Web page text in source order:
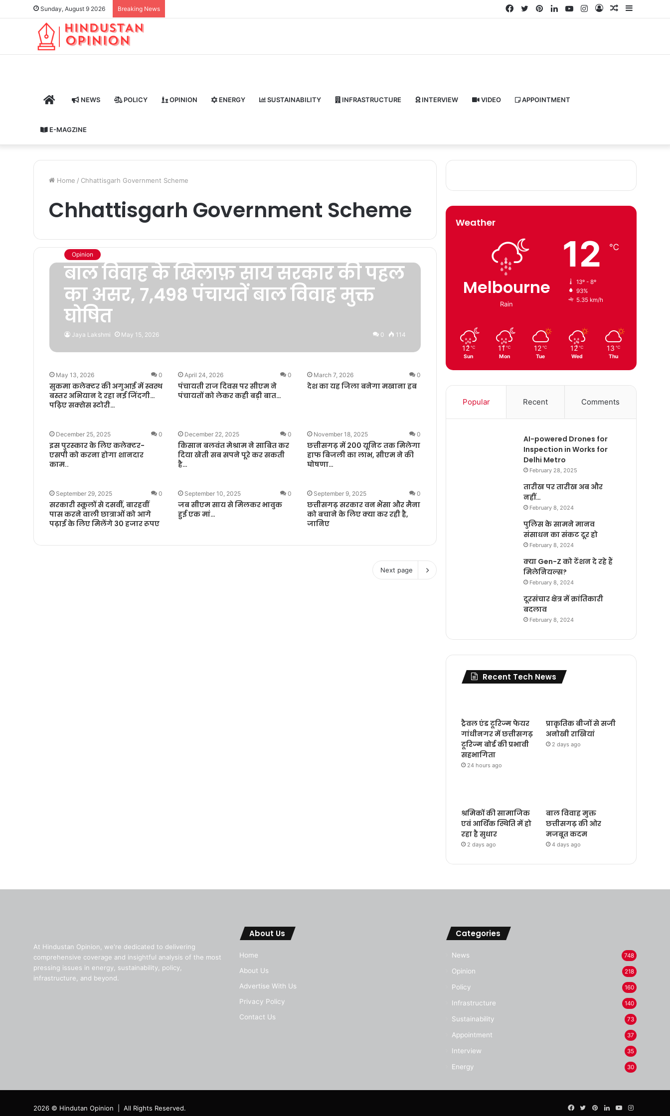
Sunday, August 9 2026 Breaking News
Random
Log
Instagram
YouTube
LinkedIn
Pinterest
Twitter
Facebook
HOME NEWS POLICY OPINION ENERGY SUSTAINABILITY INFRASTRUCTURE INTERVIEW VIDEO APPOINTMENT
E-MAGZINE
Home / Chhattisgarh Government Scheme
Chhattisgarh Government Scheme
Opinion
बाल विवाह के खिलाफ़ साय सरकार की पहल
का असर, 7,498 पंचायतें बाल विवाह मुक्त
घोषित
Jaya Lakshmi May 15, 2026 0 114
May 13, 2026 0
सुकमा कलेक्टर की अगुआई में स्वस्थ
बस्तर अभियान दे रहा नई जिंदगी…
पढ़िए सक्सेस स्टोरी…
April 24, 2026 0
पंचायती राज दिवस पर सीएम ने
पंचायतों को लेकर कही बड़ी बात…
March 7, 2026 0
देश का यह जिला बनेगा मखाना हब
December 25, 2025 0
इस पुरस्कार के लिए कलेक्टर-
एसपी को करना होगा शानदार
काम..
December 22, 2025 0
किसान बलवंत मेश्राम ने साबित कर
दिया खेती सब सपने पूरे कर सकती
है…
November 18, 2025 0
छत्तीसगढ़ में 200 यूनिट तक मिलेगा
हाफ बिजली का लाभ, सीएम ने की
घोषणा…
September 29, 2025 0
सरकारी स्कूलों से दसवीं, बारहवीं
पास करने वाली छात्राओं को आगे
पढ़ाई के लिए मिलेंगे 30 हजार रूपए
September 10, 2025 0
जब सीएम साय से मिलकर भावुक
हुई एक मां…
September 9, 2025 0
छत्तीसगढ़ सरकार वन भैंसा और मैना
को बचाने के लिए क्या कर रही है,
जानिए
Next page
Weather
Melbourne
Rain
12 ℃
13º - 8º
93%
5.35 km/h
12 ℃
Sun
11 ℃
Mon
12 ℃
Tue
12 ℃
Wed
13 ℃
Thu
Popular Recent Comments
AI-powered Drones for
Inspection in Works for
Delhi Metro
February 28, 2025
तारीख पर तारीख अब और
नहीं…
February 8, 2024
पुलिस के सामने मानव
संसाधन का संकट दूर हो
February 8, 2024
क्या Gen-Z को टेंशन दे रहे हैं
मिलेनियल्स?
February 8, 2024
दूरसंचार क्षेत्र में क्रांतिकारी
बदलाव
February 8, 2024
Recent Tech News
ट्रैवल एंड टूरिज्म फेयर
गांधीनगर में छत्तीसगढ़
टूरिज्म बोर्ड की प्रभावी
सहभागिता
24 hours ago
प्राकृतिक बीजों से सजी
अनोखी राखियां
2 days ago
श्रमिकों की सामाजिक
एवं आर्थिक स्थिति में हो
रहा है सुधार
2 days ago
बाल विवाह मुक्त
छत्तीसगढ़ की ओर
मजबूत कदम
4 days ago
At Hindustan Opinion, we're dedicated to delivering
comprehensive coverage and insightful analysis of the most
pressing issues in energy, sustainability, policy,
infrastructure, and beyond.
About Us
Home
About Us
Advertise With Us
Privacy Policy
Contact Us
Categories
News 748
Opinion 218
Policy 160
Infrastructure 140
Sustainability 73
Appointment 37
Interview 35
Energy 30
2026 © Hindutan Opinion | All Rights Reserved. Facebook
Twitter
PinterestLinkedInYouTubeInstagram